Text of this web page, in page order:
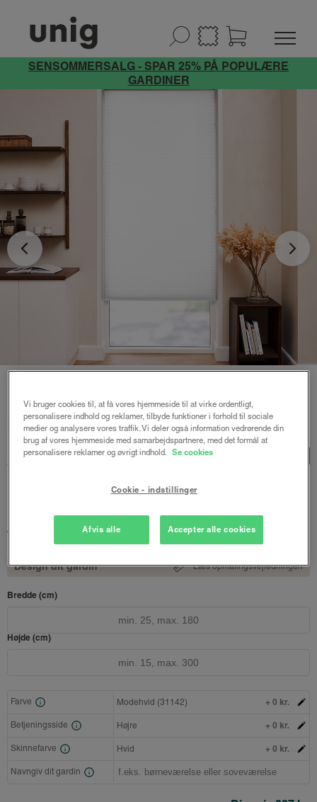
SENSOMMERSALG - SPAR 25% PÅ POPULÆRE
GARDINER
Forside Plisségardiner / Astrid plisségardin m/snoretræk
Astrid plisségardin
fra
Design dit gardin Læs opmålingsvejledningen
Bredde (cm)
Højde (cm)
Farve Modehvid (31142) + 0 kr.
Betjeningsside Højre + 0 kr.
Skinnefarve Hvid + 0 kr.
Navngiv dit gardin
Vi bruger cookies til, at få vores hjemmeside til at virke ordentligt,
personalisere indhold og reklamer, tilbyde funktioner i forhold til sociale
medier og analysere vores traffik. Vi deler også information vedrørende din
brug af vores hjemmeside med samarbejdspartnere, med det formål at
personalisere reklamer og øvrigt indhold. Se cookies
Cookie - indstillinger
Afvis alle Accepter alle cookies